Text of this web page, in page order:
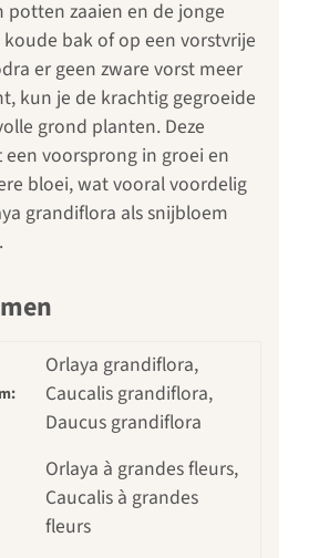
potten zaaien en de jonge
bak of op een vorstvrije
er geen zware vorst meer
kun je de krachtig gegroeide
grond planten. Deze
voorsprong in groei en
bloei, wat vooral voordelig
grandiflora als snijbloem
Orlaya grandiflora,
Caucalis grandiflora,
Daucus grandiflora
Orlaya à grandes fleurs,
Caucalis à grandes
fleurs